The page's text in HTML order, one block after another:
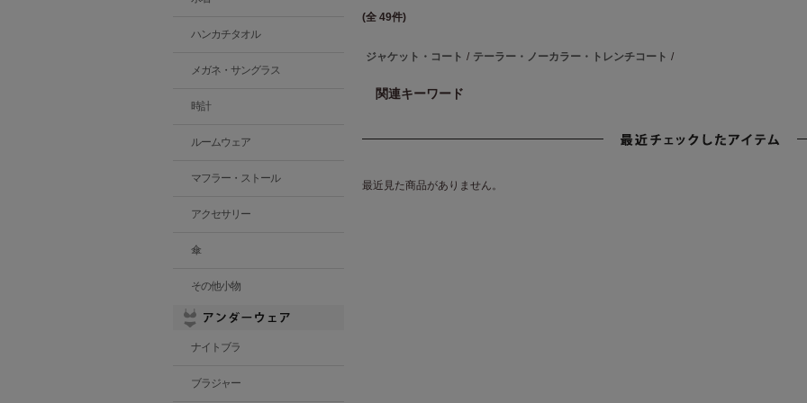
(全 49件)
ジャケット・コート / テーラー・ノーカラー・トレンチコート /
関連キーワード
最近見た商品がありません。
ハンカチタオル
メガネ・サングラス
時計
ルームウェア
マフラー・ストール
アクセサリー
傘
その他小物
ナイトブラ
ブラジャー